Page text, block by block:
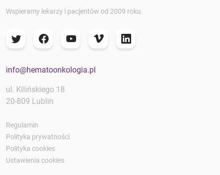
Wspieramy lekarzy i pacjentów od 2009 roku.
info@hematoonkologia.pl
ul. Kilińskiego 18
20-809 Lublin
Regulamin
Polityka prywatności
Polityka cookies
Ustawienia cookies